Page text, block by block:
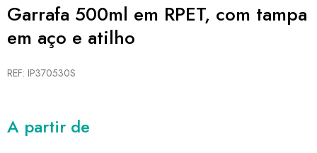
Garrafa 500ml em RPET, com tampa
em aço e atilho
REF: IP370530S
A partir de